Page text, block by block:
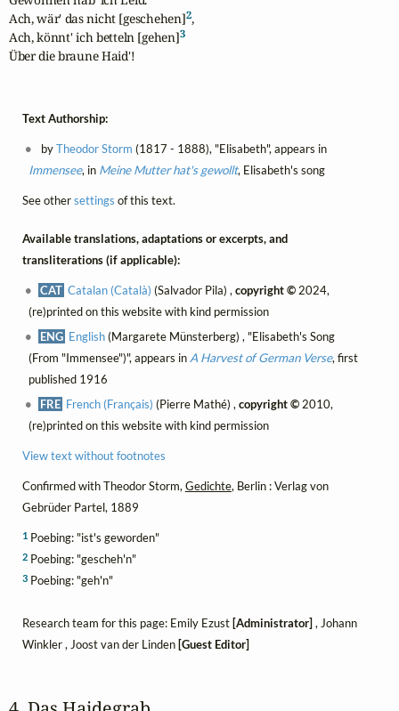
Ach, wär' das nicht [geschehen]2,
Ach, könnt' ich betteln [gehen]3
Über die braune Haid'!
Text Authorship:
byTheodor Storm (1817 - 1888), "Elisabeth", appears in
Immensee, in Meine Mutter hat's gewollt, Elisabeth's song
See othersettings of this text.
Available translations, adaptations or excerpts, and
transliterations (if applicable):
CAT Catalan (Català) (Salvador Pila) ,copyright © 2024,
(re)printed on this website with kind permission
ENG English(Margarete Münsterberg) , "Elisabeth's Song
(From "Immensee")", appears in A Harvest of German Verse, first
published 1916
FRE French (Français) (Pierre Mathé) ,copyright © 2010,
(re)printed on this website with kind permission
View text without footnotes
Confirmed with Theodor Storm, Gedichte, Berlin : Verlag von
Gebrüder Partel, 1889
1Poebing: "ist's geworden"
2Poebing: "gescheh'n"
3Poebing: "geh'n"
Research team for this page: Emily Ezust [Administrator] , Johann
Winkler , Joost van der Linden [Guest Editor]